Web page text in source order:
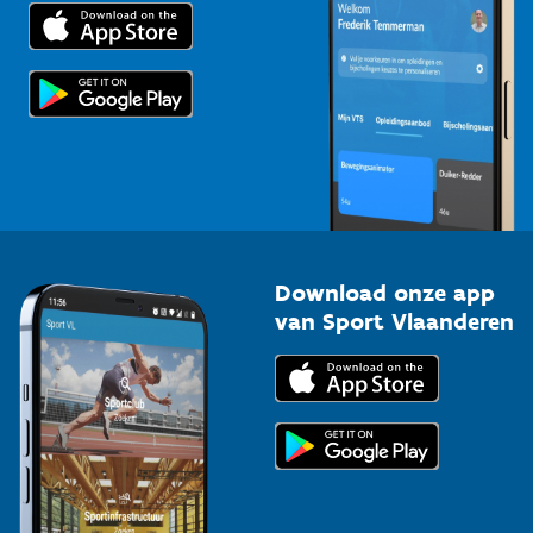
Trainers en begeleiders
Topsporters
Voor de pers
Download onze app
van Sport Vlaanderen